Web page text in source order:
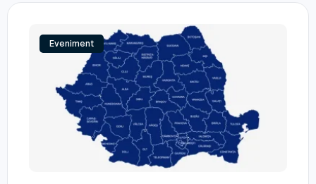
Eveniment